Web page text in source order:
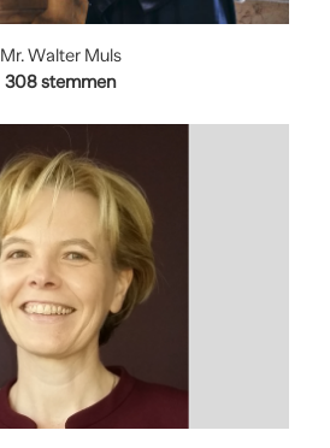
Mr. Walter Muls
308 stemmen